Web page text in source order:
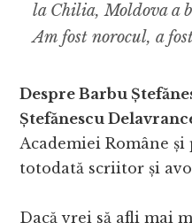
la Chilia, Moldova a
Am fost norocul, a
Despre Barbu
Ștefănescu
Academiei Române
totodată scriitor și
Dacă vrei să afli mai